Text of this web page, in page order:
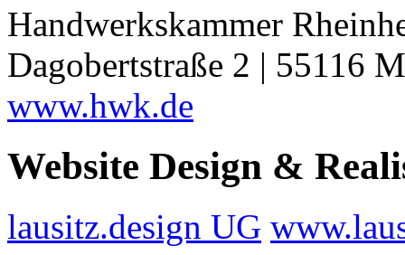
Handwerkskammer
Dagobertstraße 2 | 55116
www.hwk.de
Website Design &
lausitz.design UG